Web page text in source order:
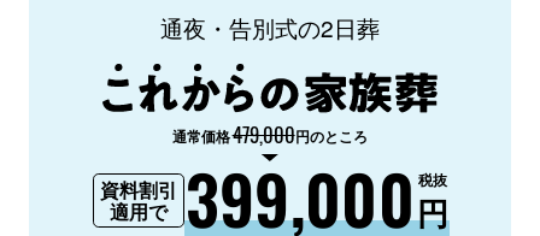
通夜・告別式の2日葬
通常価格479,000円のところ
資料割引
適用で
399,000円
税抜